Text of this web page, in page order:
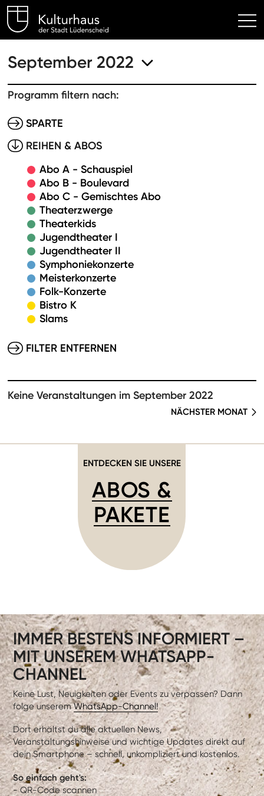
Kulturhaus Lüdenscheid
September 2022
Programm filtern nach:
SPARTE
REIHEN & ABOS
Abo A - Schauspiel
Abo B - Boulevard
Abo C - Gemischtes Abo
Theaterzwerge
Theaterkids
Jugendtheater I
Jugendtheater II
Symphoniekonzerte
Meisterkonzerte
Folk-Konzerte
Bistro K
Slams
FILTER ENTFERNEN
Keine Veranstaltungen im September 2022
NÄCHSTER MONAT
ENTDECKEN SIE UNSERE
ABOS &
PAKETE
IMMER BESTENS INFORMIERT –
MIT UNSEREM WHATSAPP-
CHANNEL
Keine Lust, Neuigkeiten oder Events zu verpassen? Dann
folge unseremWhatsApp-Channel!
Dort erhältst du alle aktuellen News,
Veranstaltungshinweise und wichtige Updates direkt auf
dein Smartphone – schnell, unkompliziert und kostenlos.
So einfach geht's:
- QR-Code scannen